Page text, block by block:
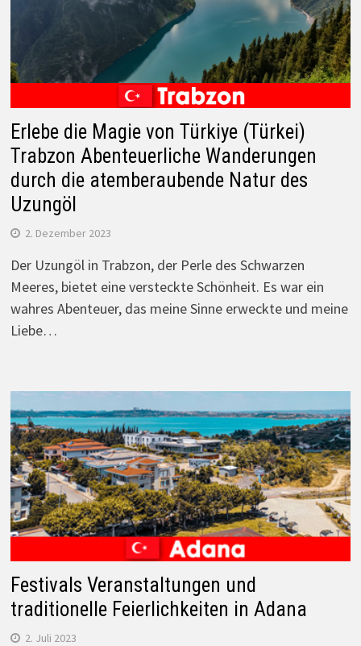
Erlebe die Magie von Türkiye (Türkei)
Trabzon Abenteuerliche Wanderungen
durch die atemberaubende Natur des
Uzungöl
2. Dezember 2023
Der Uzungöl in Trabzon, der Perle des Schwarzen
Meeres, bietet eine versteckte Schönheit. Es war ein
wahres Abenteuer, das meine Sinne erweckte und meine
Liebe…
Festivals Veranstaltungen und
traditionelle Feierlichkeiten in Adana
2. Juli 2023